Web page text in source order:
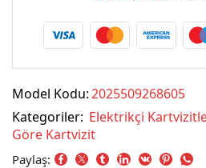
Model Kodu:2025509268605
Kategoriler: Elektrikçi
Göre Kartvizit
Paylaş: